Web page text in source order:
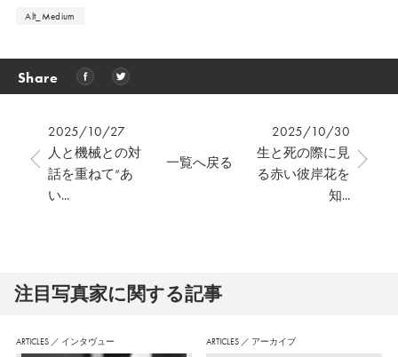
Alt_Medium
Share
2025/10/27
人と機械との対
話を重ねて“あ
い...
2025/10/30
生と死の際に見
る赤い彼岸花を
知...
一覧へ戻る
注⽬写真家に関する記事
ARTICLES ／ インタヴュー ARTICLES ／ アーカイブ